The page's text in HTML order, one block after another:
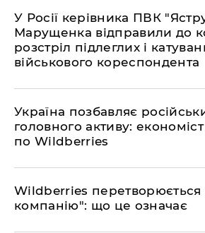
​У Росії керівника ПВК
Марущенка відправили до
розстріл підлеглих і
військового кореспондента
​Україна позбавляє
головного активу:
по Wildberries
​Wildberries перетворюється
компанію": що це означає